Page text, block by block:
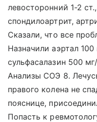
левосторонний 1-2
спондилоартрит,
Сказали, что все
Назначили аэртал
сульфасалазин 500
Анализы СОЭ 8.
правого колена не
пояснице,
Попасть к